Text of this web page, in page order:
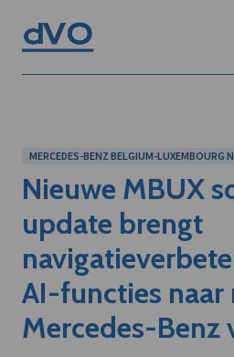
MERCEDES-BENZ BELGIUM-LUXEMBOURG
Nieuwe MBUX
update brengt
AI-functies naar
Mercedes-Benz